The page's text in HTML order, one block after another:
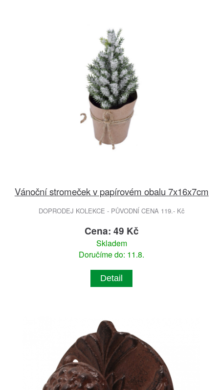
Vánoční stromeček v papírovém obalu 7x16x7cm
DOPRODEJ KOLEKCE - PŮVODNÍ CENA 119.- Kč
Cena: 49 Kč
Skladem
Doručíme do: 11.8.
Detail